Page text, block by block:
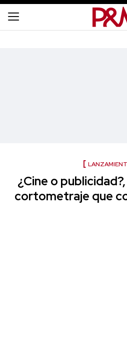
¿Cine o
cortometraje que